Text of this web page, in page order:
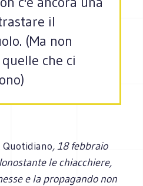
il
(Ma non
che ci
, 18 febbraio
le chiacchiere,
e la propagando non